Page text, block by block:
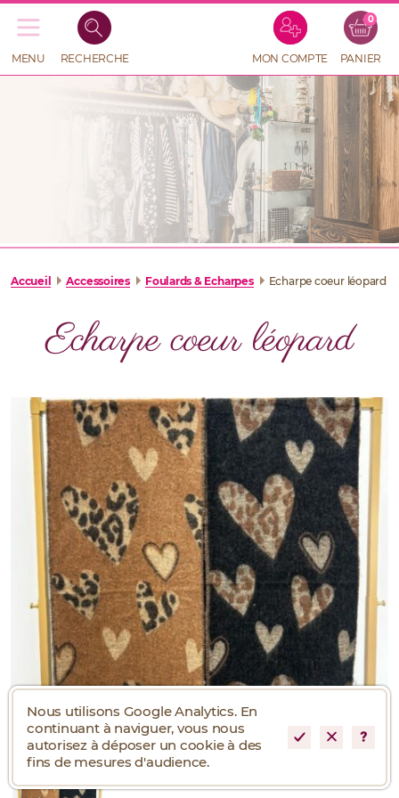
Recherche
de
MENU RECHERCHE MON COMPTE PANIER
0
RECHERCHE
DE
PRODUITS
Accueil Accessoires Foulards & Echarpes Echarpe coeur léopard
Echarpe coeur léopard
Nous utilisons Google Analytics. En
continuant à naviguer, vous nous
autorisez à déposer un cookie à des
fins de mesures d'audience.